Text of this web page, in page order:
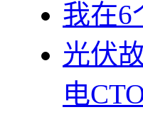
我在6
光伏
电